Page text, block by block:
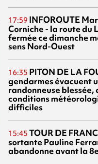
17:59 INFOROUTE
Corniche - la route du
fermée ce dimanche
sens Nord-Ouest
16:35 PITON DE LA
gendarmes évacuent
randonneuse blessée,
conditions
difficiles
15:45 TOUR DE
sortante Pauline
abandonne avant la